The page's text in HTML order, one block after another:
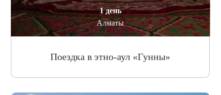
1 день
Алматы
Поездка в этно-аул «Гунны»